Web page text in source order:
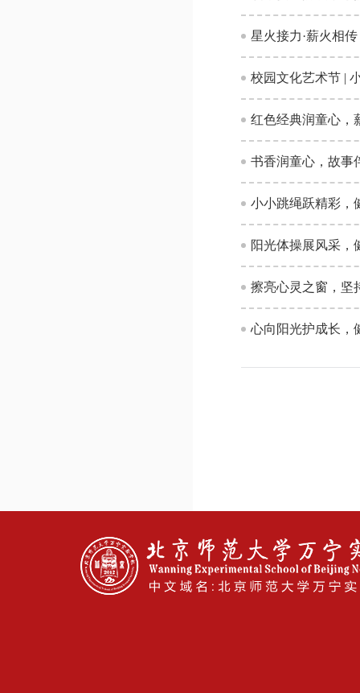
星火接力·薪火相
校园文化艺术节 |
红色经典润童心，
书香润童心，故事
小小跳绳跃精彩，
阳光体操展风采，
擦亮心灵之窗，坚
心向阳光护成长，